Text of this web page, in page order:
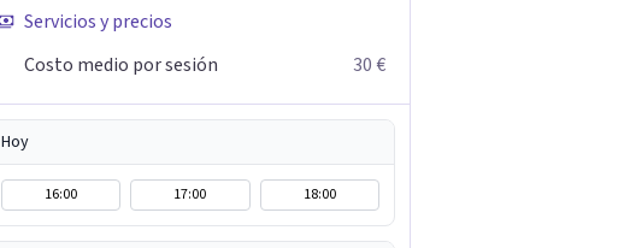
Servicios y precios
Costo medio por sesión
30 €
Hoy
16:00 17:00 18:00